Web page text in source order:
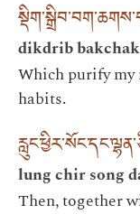
dikdrib
Which purify my
habits.
lung chir song
Then, together